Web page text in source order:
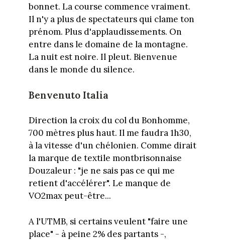
bonnet. La course commence vraiment.
Il n'y a plus de spectateurs qui clame ton
prénom. Plus d'applaudissements. On
entre dans le domaine de la montagne.
La nuit est noire. Il pleut. Bienvenue
dans le monde du silence.
Benvenuto Italia
Direction la croix du col du Bonhomme,
700 mètres plus haut. Il me faudra 1h30,
à la vitesse d'un chélonien. Comme dirait
la marque de textile montbrisonnaise
Douzaleur : "je ne sais pas ce qui me
retient d'accélérer". Le manque de
VO2max peut-être...
A l'UTMB, si certains veulent "faire une
place" - à peine 2% des partants -,